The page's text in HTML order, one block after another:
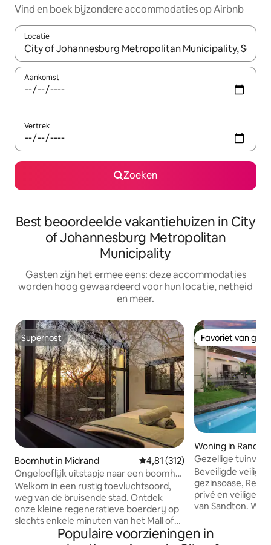
Vind en boek bijzondere accommodaties op Airbnb
Locatie
Wanneer er suggesties beschikbaar zijn, maak je een keuze
Aankomst
Vertrek
Zoeken
Best beoordeelde vakantiehuizen in City
of Johannesburg Metropolitan
Municipality
Gasten zijn het ermee eens: deze accommodaties
worden hoog gewaardeerd voor hun locatie, netheid
en meer.
Superhost
Superhost
Boomhut in Midrand Gemiddelde beoordeling van
4,81 (312)
Ongelooflijk uitstapje naar een boomhut
midden in de natuur
Welkom in een rustig toevluchtsoord,
weg van de bruisende stad. Ontdek
onze kleine regeneratieve boerderij op
slechts enkele minuten van het Mall of
Africa. Bereid je voor om betoverd te
Favoriet van
Favoriet van
Woning in
Gezellige
Parkhurst
Beveiligde veilige
gezinsoase, Restaurantmekka, rustige,
privé en veilige
van Sandton.
kijken Eigen
zwembad. 24/7 stroom
Populaire voorzieningen in